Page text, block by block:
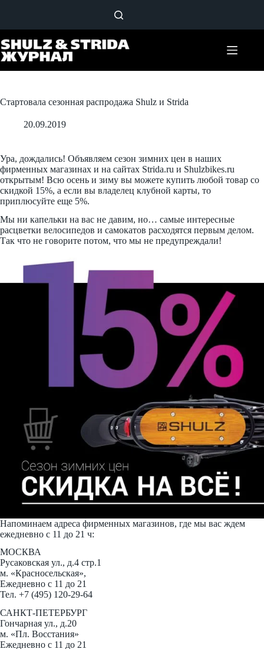
Стартовала сезонная распродажа Shulz и Strida
20.09.2019
Ура, дождались! Объявляем сезон зимних цен в наших
фирменных магазинах и на сайтах Strida.ru и Shulzbikes.ru
открытым! Всю осень и зиму вы можете купить любой товар со
скидкой 15%, а если вы владелец клубной карты, то
приплюсуйте еще 5%.
Мы ни капельки на вас не давим, но… самые интересные
расцветки велосипедов и самокатов расходятся первым делом.
Так что не говорите потом, что мы не предупреждали!
Напоминаем адреса фирменных магазинов, где мы вас ждем
ежедневно с 11 до 21 ч:
МОСКВА
Русаковская ул., д.4 стр.1
м. «Красносельская»,
Ежедневно c 11 до 21
Тел. +7 (495) 120-29-64
САНКТ-ПЕТЕРБУРГ
Гончарная ул., д.20
м. «Пл. Восстания»
Ежедневно c 11 до 21